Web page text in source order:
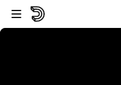
Passer au player
Passer au contenu principal